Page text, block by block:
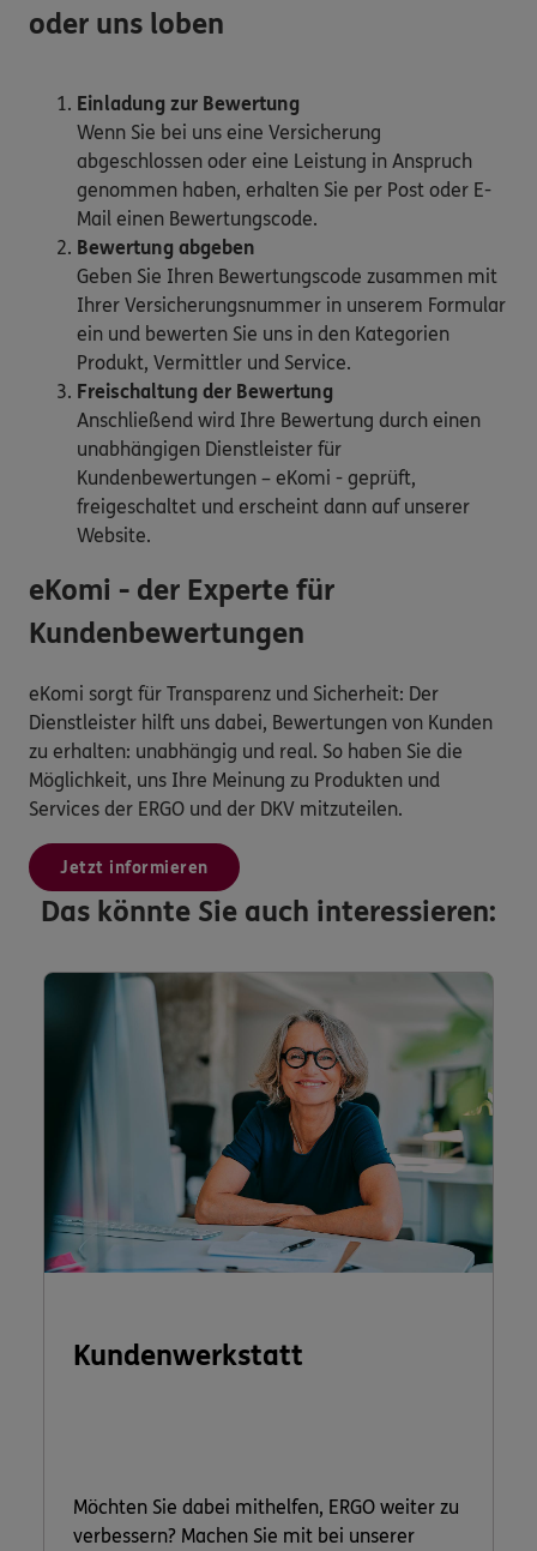
oder uns loben
Einladung zur Bewertung
Wenn Sie bei uns eine Versicherung
abgeschlossen oder eine Leistung in Anspruch
genommen haben, erhalten Sie per Post oder E-
Mail einen Bewertungscode.
Bewertung abgeben
Geben Sie Ihren Bewertungscode zusammen mit
Ihrer Versicherungsnummer in unserem Formular
ein und bewerten Sie uns in den Kategorien
Produkt, Vermittler und Service.
Freischaltung der Bewertung
Anschließend wird Ihre Bewertung durch einen
unabhängigen Dienstleister für
Kundenbewertungen – eKomi - geprüft,
freigeschaltet und erscheint dann auf unserer
Website.
eKomi - der Experte für
Kundenbewertungen
eKomi sorgt für Transparenz und Sicherheit: Der
Dienstleister hilft uns dabei, Bewertungen von Kunden
zu erhalten: unabhängig und real. So haben Sie die
Möglichkeit, uns Ihre Meinung zu Produkten und
Services der ERGO und der DKV mitzuteilen.
Jetzt informieren
Das könnte Sie auch interessieren:
Kundenwerkstatt
Möchten Sie dabei mithelfen, ERGO weiter zu
verbessern? Machen Sie mit bei unserer